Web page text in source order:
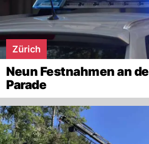
Zürich
Neun Festnahmen an
Parade